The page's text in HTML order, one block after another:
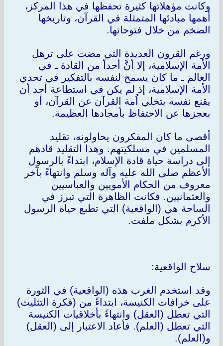
وكانت مؤهلاتها كثيرة تحفظها في هذا المركز،
أهمها مبادئها المتمثلة في القرآن، وتاريخها
الضخم من خلال فتوحاتها.
ورغم القرون العديدة التي مضت على ترهل
الأمة الإسلامية، إلا أنَّ أحداً من القادة ـ في
العالم ـ ما كان يسمح لنفسه بالتفكير في تحدي
الأمة الإسلامية، إذ لم يكن في استطاعة أحد أن
يقنع نفسه بتخلي اُمة القرآن عن القرآن، أو
بعجزها عن الاحتفاظ بأمجادها العظيمة.
أقصى ما كان المفكرون يحاولونه، تقليد
المسلمين في مسلكيتهم. وهذا التقليد قادهم
إلى دراسة حياة قادة الإسلام، ابتداءً بالرسول
الأعظم صلى الله عليه وآله وسلم وانتهاءً بآخر
معروف من الحكام الأمويين والعباسيين
والعثمانيين. فكانت الظاهرة التي تبرز في
الساحة هي (الواقعية) التي تطبع حياة الرسول
الأكرم بشكل ملفت.
سلاح الواقعية:
وقد استخدم الغرب هذه (الواقعية) في الثورة
على خرافات الكنيسة، ابتداءً من (فكرة التثليث)
التي تعطل (العقل) وانتهاءً بأخلاقيات الكنيسة
التي تعطل (العلم). فأعاد الاعتبار إلى (العقل)
و(العلم).